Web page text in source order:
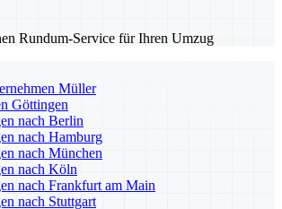
Rundum-Service für Ihren Umzug
Müller
Göttingen
nach Berlin
nach Hamburg
nach München
nach Köln
nach Frankfurt am Main
nach Stuttgart